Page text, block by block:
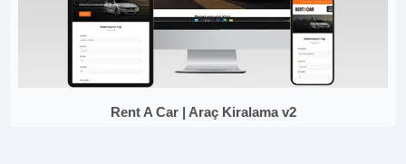
Rent A Car | Araç Kiralama v2